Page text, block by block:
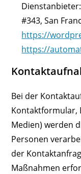
#343, San
https://
https://
Bei der
Kontaktformular,
Medien) werden
Personen
der
Maßnahmen